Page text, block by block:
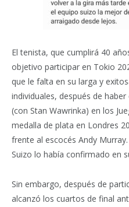
El tenista, que cumplirá 40
objetivo participar en Tokio
que le falta en su larga y
individuales, después de
(con Stan Wawrinka) en los
medalla de plata en Londres
frente al escocés Andy
Suizo lo había confirmado en
Sin embargo, después de
alcanzó los cuartos de final